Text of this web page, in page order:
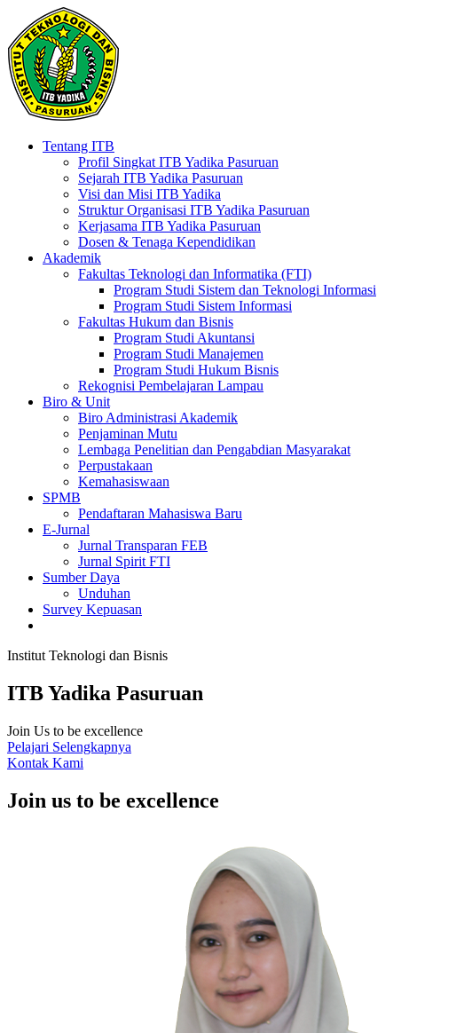
Tentang ITB
Profil Singkat ITB Yadika Pasuruan
Sejarah ITB Yadika Pasuruan
Visi dan Misi ITB Yadika
Struktur Organisasi ITB Yadika Pasuruan
Kerjasama ITB Yadika Pasuruan
Dosen & Tenaga Kependidikan
Akademik
Fakultas Teknologi dan Informatika (FTI)
Program Studi Sistem dan Teknologi Informasi
Program Studi Sistem Informasi
Fakultas Hukum dan Bisnis
Program Studi Akuntansi
Program Studi Manajemen
Program Studi Hukum Bisnis
Rekognisi Pembelajaran Lampau
Biro & Unit
Biro Administrasi Akademik
Penjaminan Mutu
Lembaga Penelitian dan Pengabdian Masyarakat
Perpustakaan
Kemahasiswaan
SPMB
Pendaftaran Mahasiswa Baru
E-Jurnal
Jurnal Transparan FEB
Jurnal Spirit FTI
Sumber Daya
Unduhan
Survey Kepuasan
Institut Teknologi dan Bisnis
ITB Yadika Pasuruan
Join Us to be excellence
Pelajari Selengkapnya
Kontak Kami
Join us to be excellence